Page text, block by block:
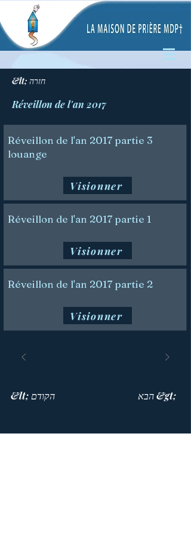
&lt; חזרה
Réveillon de l'an 2017
Réveillon de l'an 2017 partie 3
louange
Visionner
Réveillon de l'an 2017 partie 1
Visionner
Réveillon de l'an 2017 partie 2
Visionner
&lt; הקודם הבא &gt;